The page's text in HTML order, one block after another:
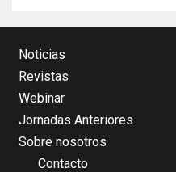
Noticias
Revistas
Webinar
Jornadas Anteriores
Sobre nosotros
Contacto